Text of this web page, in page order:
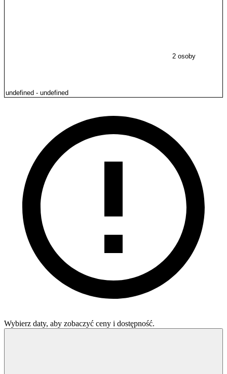
2 osoby
Wybierz daty, aby zobaczyć ceny i dostępność.